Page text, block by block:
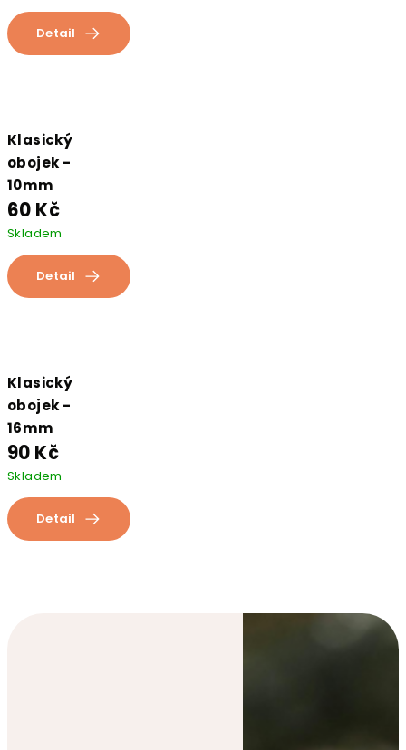
Detail
Klasický
obojek -
10mm
60 Kč
Skladem
Detail
Klasický
obojek -
16mm
90 Kč
Skladem
Detail